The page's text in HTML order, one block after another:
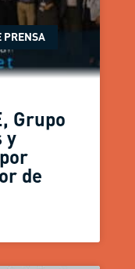
PRENSA
Grupo
y
de